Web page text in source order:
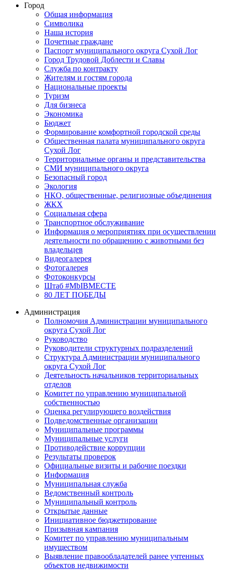
Город
Общая информация
Символика
Наша история
Почетные граждане
Паспорт муниципального округа Сухой Лог
Город Трудовой Доблести и Славы
Служба по контракту
Жителям и гостям города
Национальные проекты
Туризм
Для бизнеса
Экономика
Бюджет
Формирование комфортной городской среды
Общественная палата муниципального округа
Сухой Лог
Территориальные органы и представительства
СМИ муниципального округа
Безопасный город
Экология
НКО, общественные, религиозные объединения
ЖКХ
Социальная сфера
Транспортное обслуживание
Информация о мероприятиях при осуществлении
деятельности по обращению с животными без
владельцев
Видеогалерея
Фотогалерея
Фотоконкурсы
Штаб #MbIBMECTE
80 ЛЕТ ПОБЕДЫ
Администрация
Полномочия Администрации муниципального
округа Сухой Лог
Руководство
Руководители структурных подразделений
Структура Администрации муниципального
округа Сухой Лог
Деятельность начальников территориальных
отделов
Комитет по управлению муниципальной
собственностью
Оценка регулирующего воздействия
Подведомственные организации
Муниципальные программы
Муниципальные услуги
Противодействие коррупции
Результаты проверок
Официальные визиты и рабочие поездки
Информация
Муниципальная служба
Ведомственный контроль
Муниципальный контроль
Открытые данные
Инициативное бюджетирование
Призывная кампания
Комитет по управлению муниципальным
имуществом
Выявление правообладателей ранее учтенных
объектов недвижимости